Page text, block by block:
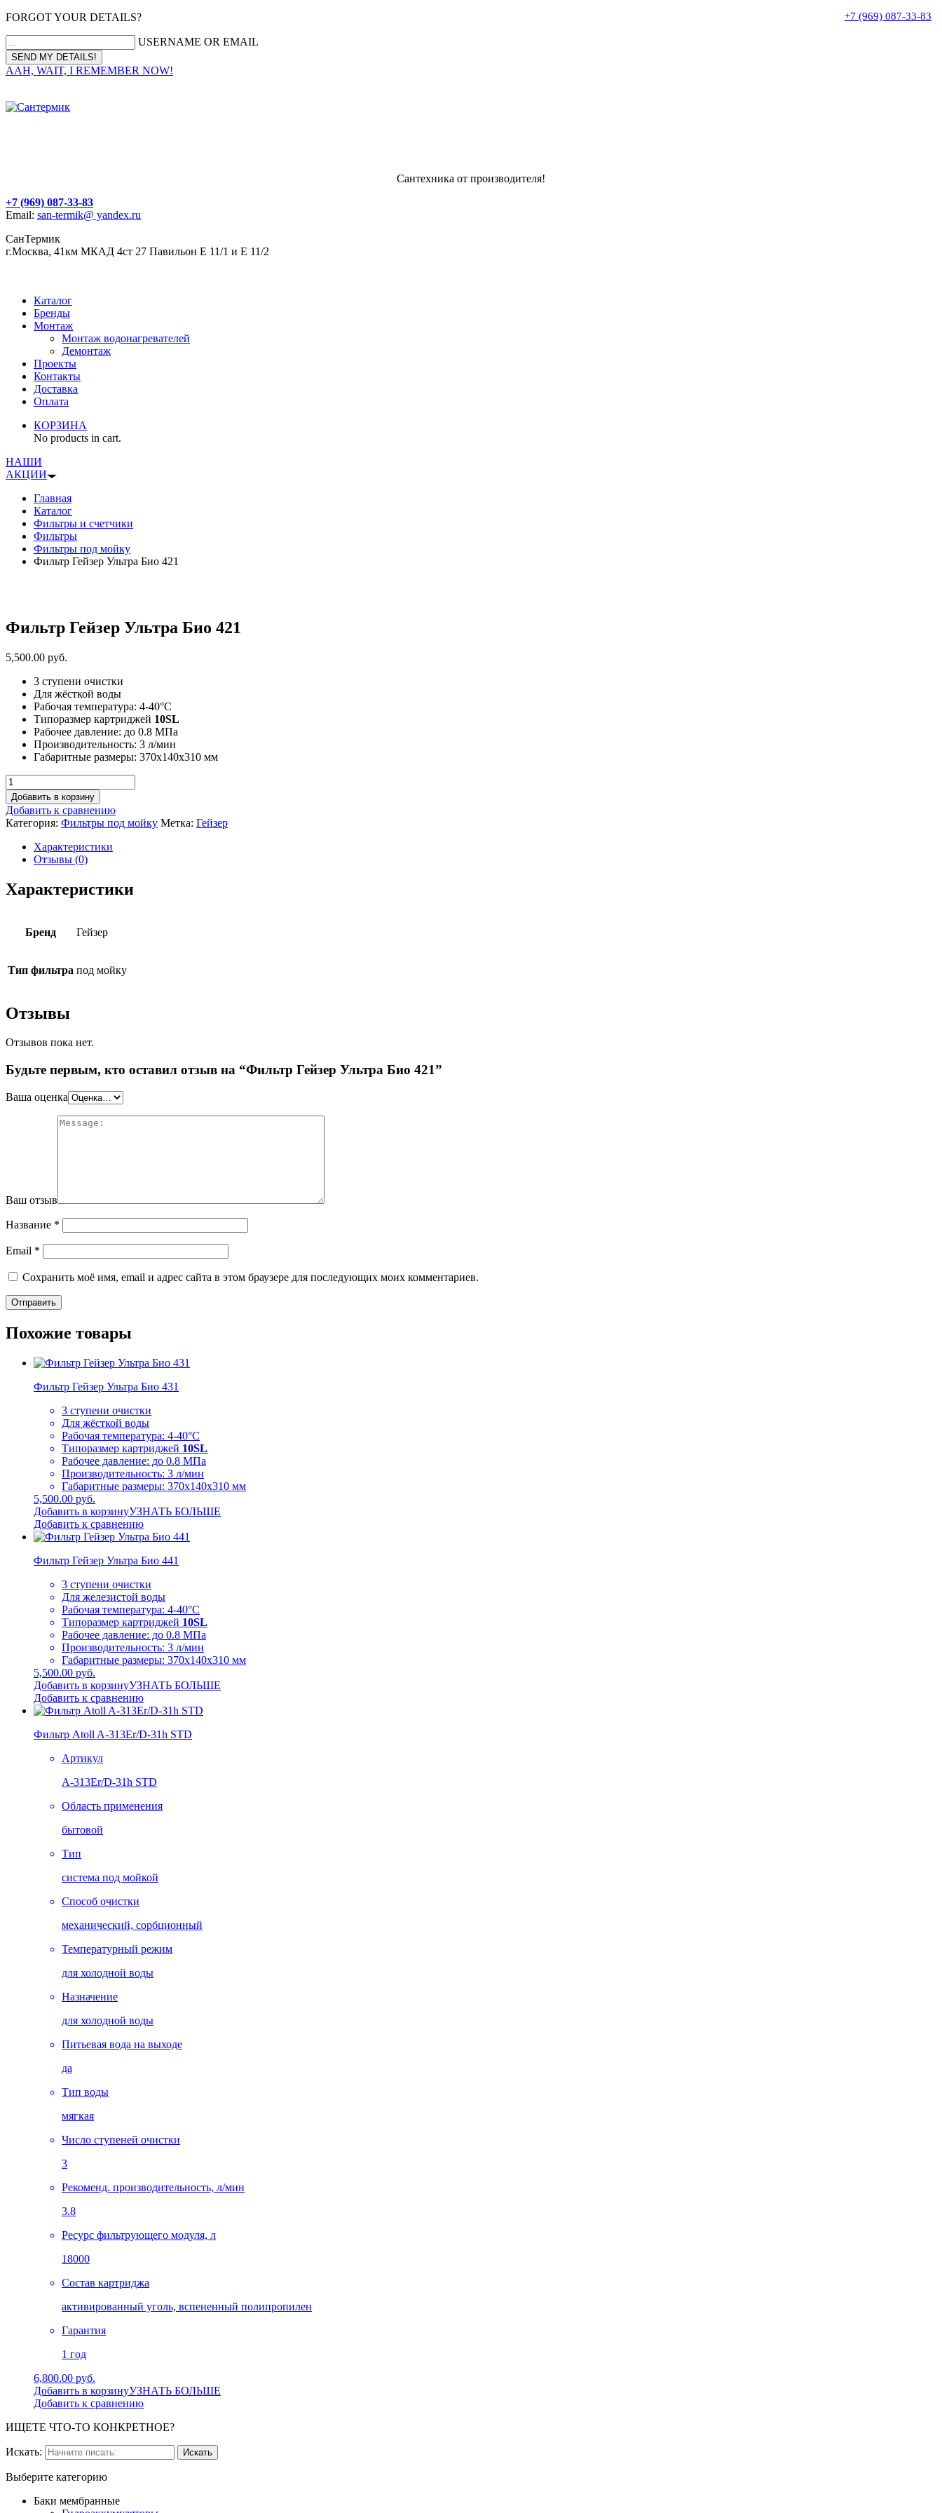
FORGOT YOUR DETAILS?
USERNAME OR EMAIL
AAH, WAIT, I REMEMBER NOW!
+7 (969) 087-33-83
Сантехника от производителя!
+7 (969) 087-33-83
Email: san-termik@ yandex.ru
СанТермик
г.Москва, 41км МКАД 4ст 27 Павильон Е 11/1 и Е 11/2
Каталог
Бренды
Монтаж
Монтаж водонагревателей
Демонтаж
Проекты
Контакты
Доставка
Оплата
КОРЗИНА
No products in cart.
НАШИ
АКЦИИ
Главная
Каталог
Фильтры и счетчики
Фильтры
Фильтры под мойку
Фильтр Гейзер Ультра Био 421
Фильтр Гейзер Ультра Био 421
5,500.00 руб.
3 ступени очистки
Для жёсткой воды
Рабочая температура: 4-40°C
Типоразмер картриджей 10SL
Рабочее давление: до 0.8 МПа
Производительность: 3 л/мин
Габаритные размеры: 370х140х310 мм
Добавить в корзину
Добавить к сравнению
Категория: Фильтры под мойку Метка: Гейзер
Характеристики
Отзывы (0)
Характеристики
Бренд Гейзер
Тип фильтра под мойку
Отзывы
Отзывов пока нет.
Будьте первым, кто оставил отзыв на “Фильтр Гейзер Ультра Био 421”
Ваша оценка
Ваш отзыв
Название *
Email *
Сохранить моё имя, email и адрес сайта в этом браузере для последующих моих комментариев.
Похожие товары
Фильтр Гейзер Ультра Био 431
3 ступени очистки
Для жёсткой воды
Рабочая температура: 4-40°C
Типоразмер картриджей 10SL
Рабочее давление: до 0.8 МПа
Производительность: 3 л/мин
Габаритные размеры: 370х140х310 мм
5,500.00 руб.
Добавить в корзинуУЗНАТЬ БОЛЬШЕ
Добавить к сравнению
Фильтр Гейзер Ультра Био 441
3 ступени очистки
Для железистой воды
Рабочая температура: 4-40°C
Типоразмер картриджей 10SL
Рабочее давление: до 0.8 МПа
Производительность: 3 л/мин
Габаритные размеры: 370х140х310 мм
5,500.00 руб.
Добавить в корзинуУЗНАТЬ БОЛЬШЕ
Добавить к сравнению
Фильтр Atoll A-313Er/D-31h STD
Артикул
A-313Er/D-31h STD
Область применения
бытовой
Тип
система под мойкой
Способ очистки
механический, сорбционный
Температурный режим
для холодной воды
Назначение
для холодной воды
Питьевая вода на выходе
да
Тип воды
мягкая
Число ступеней очистки
3
Рекоменд. производительность, л/мин
3.8
Ресурс фильтрующего модуля, л
18000
Состав картриджа
активированный уголь, вспененный полипропилен
Гарантия
1 год
6,800.00 руб.
Добавить в корзинуУЗНАТЬ БОЛЬШЕ
Добавить к сравнению
ИЩЕТЕ ЧТО-ТО КОНКРЕТНОЕ?
Искать:
Выберите категорию
Баки мембранные